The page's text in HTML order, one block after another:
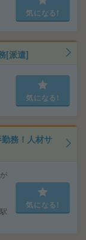
気になる!
[派遣]
気になる!
務！人材サ
気になる!